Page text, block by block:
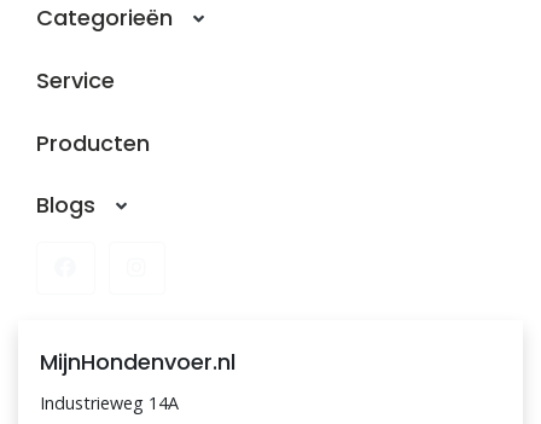
Categorieën
Service
Producten
Blogs
MijnHondenvoer.nl
Industrieweg 14A